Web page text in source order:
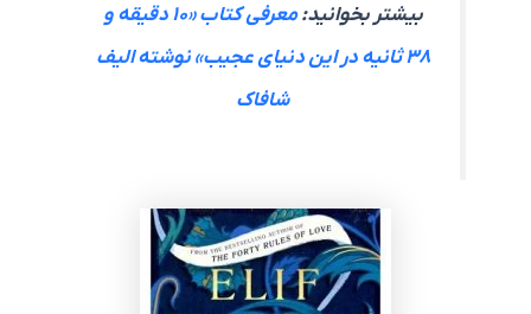
بیشتر بخوانید:
معرفی کتاب «۱۰ دقیقه و
۳۸ ثانیه در این دنیای عجیب» نوشته الیف
شافاک